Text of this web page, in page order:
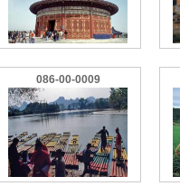
086-00-0009